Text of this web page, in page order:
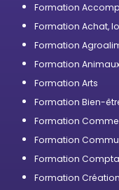
Formation
Formation Achat,
Formation
Formation
Formation Arts
Formation Bien-
Formation
Formation
Formation
Formation